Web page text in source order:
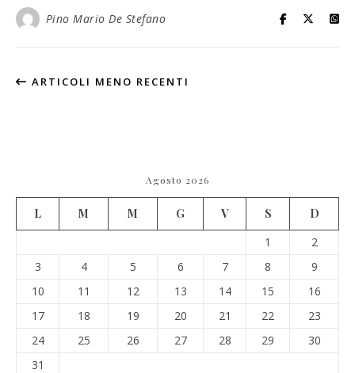
Pino Mario De Stefano
ARTICOLI MENO RECENTI
Agosto 2026
L M M G V S
D
1
2
3
4 5 6 7 8
9
10
11 12 13 14 15
16
17
18 19 20 21 22
23
24
25 26 27 28 29
30
31